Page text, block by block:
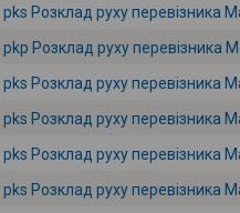
pks Розклад руху перевізника
pkp Розклад руху перевізника
pks Розклад руху перевізника
pks Розклад руху перевізника
pks Розклад руху перевізника
pks Розклад руху перевізника